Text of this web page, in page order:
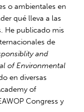
o ambientales en
qué lleva a las
He publicado mis
de
and
of Environmental
en diversas
of
Congress y